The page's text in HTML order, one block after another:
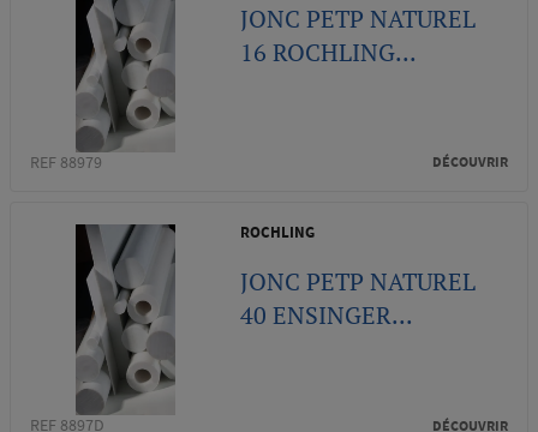
JONC PETP NATUREL
16 ROCHLING...
REF 88979 DÉCOUVRIR
ROCHLING
JONC PETP NATUREL
40 ENSINGER...
REF 8897D DÉCOUVRIR